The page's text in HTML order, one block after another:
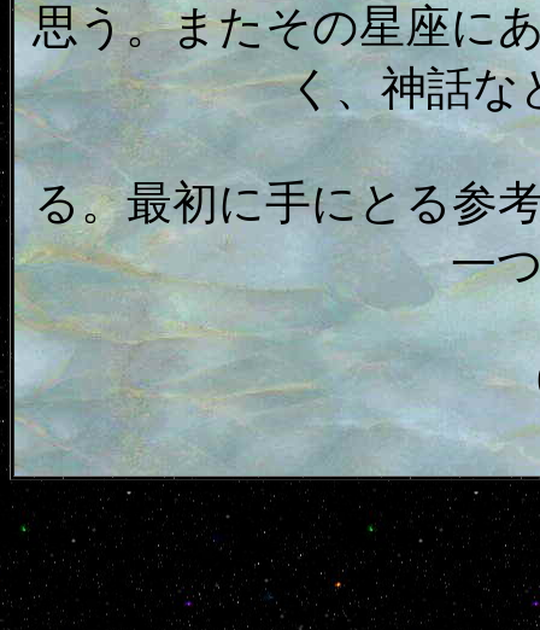
思う。またその星座に
く、神話な
る。最初に手にとる参
一